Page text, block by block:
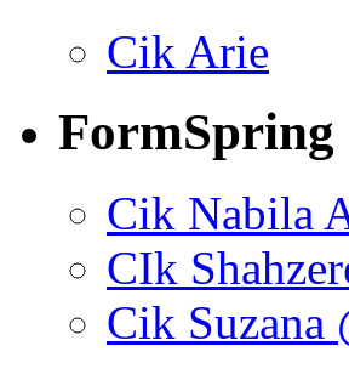
Cik Arie
FormSpring
Cik Nabila
CIk
Cik Suzana